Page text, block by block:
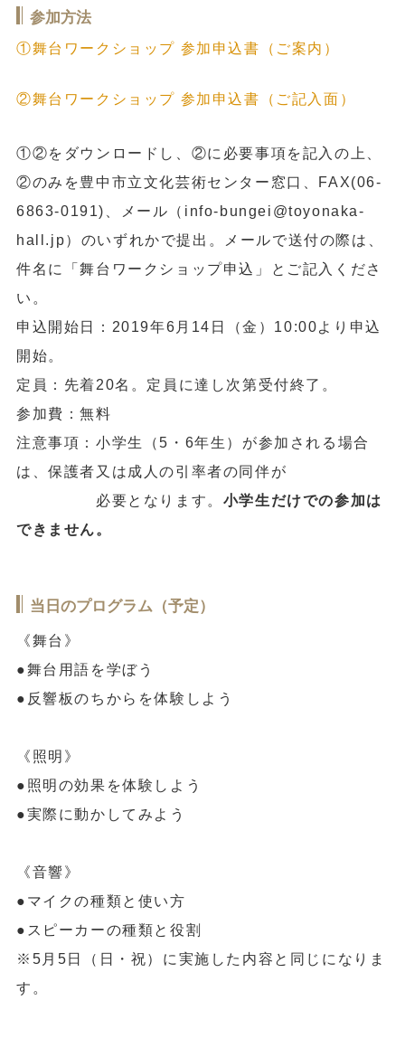
参加方法
①舞台ワークショップ 参加申込書（ご案内）
②舞台ワークショップ 参加申込書（ご記入面）
①②をダウンロードし、②に必要事項を記入の上、
②のみを豊中市立文化芸術センター窓口、FAX(06-
6863-0191)、メール（info-bungei@toyonaka-
hall.jp）のいずれかで提出。メールで送付の際は、
件名に「舞台ワークショップ申込」とご記入くださ
い。
申込開始日：2019年6月14日（金）10:00より申込
開始。
定員：先着20名。定員に達し次第受付終了。
参加費：無料
注意事項：小学生（5・6年生）が参加される場合
は、保護者又は成人の引率者の同伴が
必要となります。 小学生だけでの参加は
できません。
当日のプログラム（予定）
《舞台》
●舞台用語を学ぼう
●反響板のちからを体験しよう
《照明》
●照明の効果を体験しよう
●実際に動かしてみよう
《音響》
●マイクの種類と使い方
●スピーカーの種類と役割
※5月5日（日・祝）に実施した内容と同じになりま
す。